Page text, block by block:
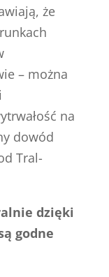
że
– można
na
dowód
Tral-
dzięki
godne